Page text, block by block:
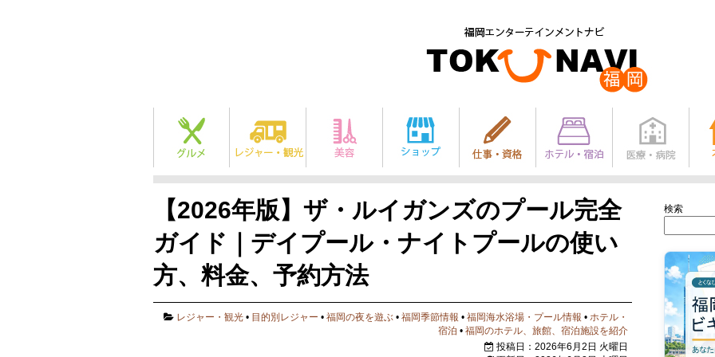
【2026年版】ザ・ルイガンズのプール完全
ガイド｜デイプール・ナイトプールの使い
方、料金、予約方法
レジャー・観光 • 目的別レジャー • 福岡の夜を遊ぶ • 福岡季節情報 • 福岡海水浴場・プール情報 • ホテル・
宿泊 • 福岡のホテル、旅館、宿泊施設を紹介
投稿日：2026年6月2日 火曜日
検索